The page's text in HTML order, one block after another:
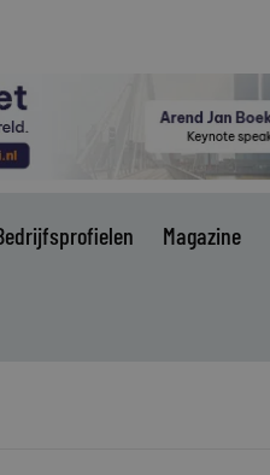
Magazine